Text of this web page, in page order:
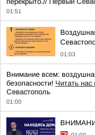
01:51
01:03
Внимание всем:
безопасности! Читать нас
Севастополь
01:00